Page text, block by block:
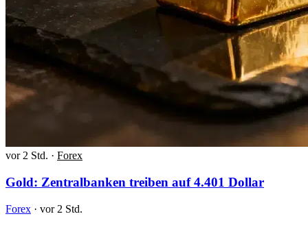
vor 2 Std. · Forex
Gold: Zentralbanken treiben auf 4.401 Dollar
Forex · vor 2 Std.